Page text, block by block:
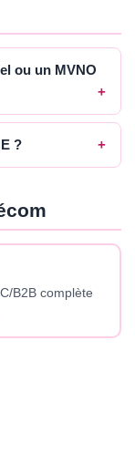
ou un MVNO
?
B2B complète